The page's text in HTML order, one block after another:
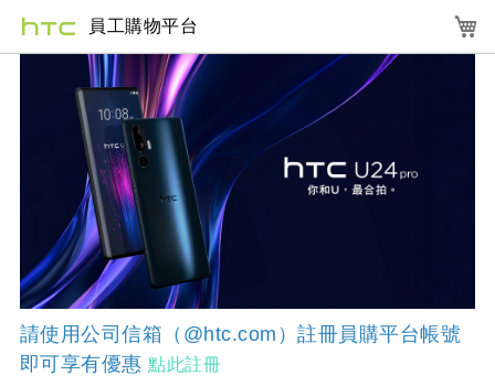
請使用公司信箱（@htc.com）註冊員購平台帳號
即可享有優惠點此註冊